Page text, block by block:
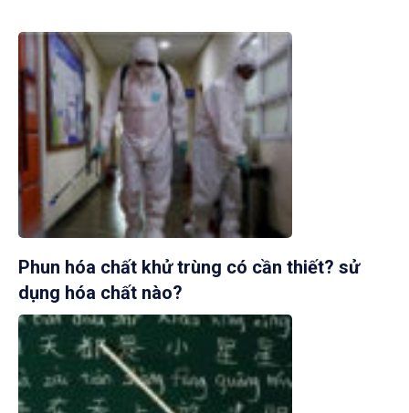
Phun hóa chất khử trùng có cần thiết? sử
dụng hóa chất nào?